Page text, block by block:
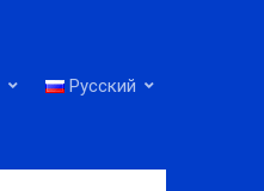
Русский